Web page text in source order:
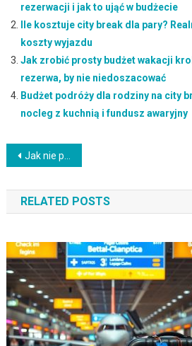
rezerwacji i jak to ująć w budżecie
Ile kosztuje city break dla pary?
koszty wyjazdu
Jak zrobić prosty budżet wakacji
rezerwa, by nie niedoszacować
Budżet podróży dla rodziny na city
nocleg z kuchnią i fundusz awaryjny
Nawigacja
wpisu
Jak nie przepłacić przez zły termin wyjazdu: sezon, rezerwacje i anulowanie rezerwacji
RELATED POSTS